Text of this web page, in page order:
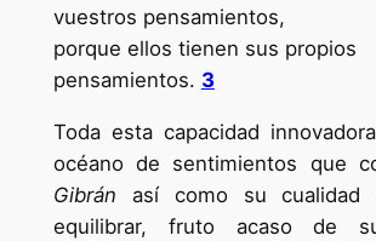
vuestros pensamientos,
porque ellos tienen sus propios
pensamientos. 3
Toda esta capacidad
océano de sentimientos que
Gibrán así como su cualidad
equilibrar, fruto acaso de